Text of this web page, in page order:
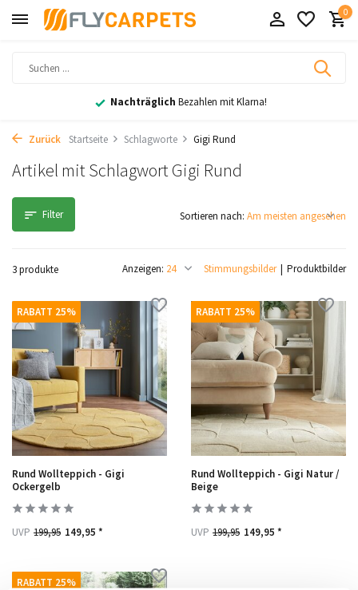
0
Nachträglich Bezahlen mit Klarna!
Zurück Startseite Schlagworte Gigi Rund
Artikel mit Schlagwort Gigi Rund
Filter
3 produkte Stimmungsbilder Produktbilder
Anzeigen:
Sortieren nach:
RABATT 25%
Rund Wollteppich - Gigi
Ockergelb
UVP 199,95 149,95 *
RABATT 25%
Rund Wollteppich - Gigi Natur /
Beige
UVP 199,95 149,95 *
RABATT 25%